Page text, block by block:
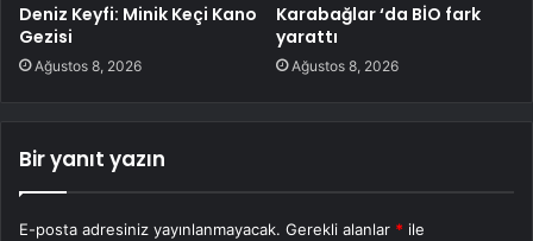
Deniz Keyfi: Minik Keçi Kano
Gezisi
Ağustos 8, 2026
Karabağlar ‘da BİO fark
yarattı
Ağustos 8, 2026
Bir yanıt yazın
E-posta adresiniz yayınlanmayacak. Gerekli alanlar * ile